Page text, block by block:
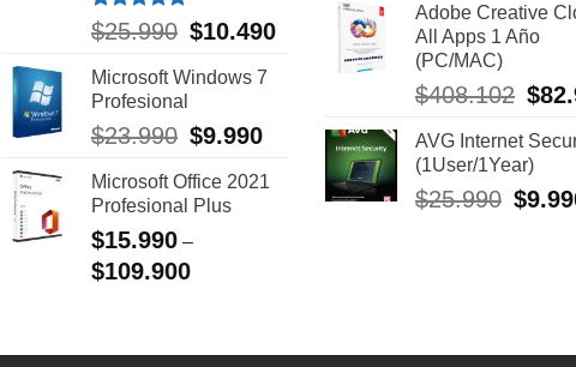
Valorado
con5.00
$25.990 El
original
$25.990.
$10.490
$10.490.
Microsoft Windows 7
Profesional
$23.990 El
original
era:
$9.990
actual
Microsoft Office 2021
Profesional Plus
$15.990 –
$109.900
era:
Adobe Creative
All Apps 1 Año
(PC/MAC)
$408.102 El
era:
$
AVG Internet
(1User/1Year)
$25.990 El
$